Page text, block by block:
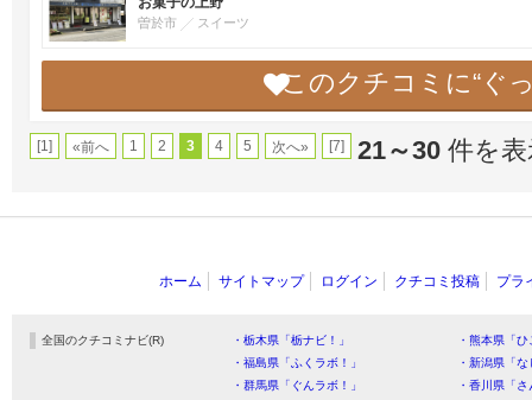
曽於市 スイーツ
このクチコミに“ぐ
[1] «前へ 1 2 3 4 5 次へ» [7] 21～30 件を
ホーム サイトマップ ログイン クチコミ投稿 プラ
全国のクチコミナビ(R) ・栃木県「栃ナビ！」
・熊本県「
・福島県「ふくラボ！」
・新潟県「
・群馬県「ぐんラボ！」
・香川県「